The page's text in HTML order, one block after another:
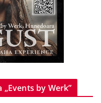
„Events by Werk”